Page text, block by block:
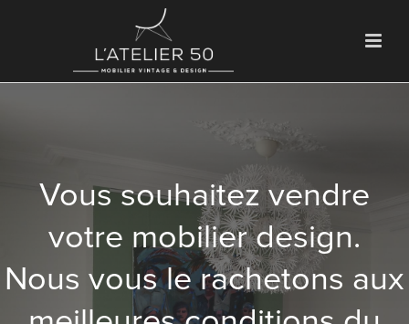
Vous souhaitez vendre
votre mobilier design.
Nous vous le rachetons aux